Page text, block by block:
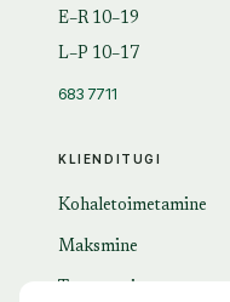
KLIENDITUGI
Kohaletoimetamine
Maksmine
E–R 10–19
L–P 10–17
683 7711